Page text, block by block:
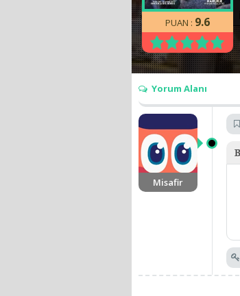
PUAN : 9.6
Yorum Alanı
Misafir